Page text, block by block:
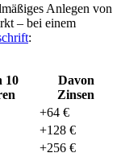
Anlegen von
– bei einem
:
10
Davon
Zinsen
+64 €
+128 €
+256 €